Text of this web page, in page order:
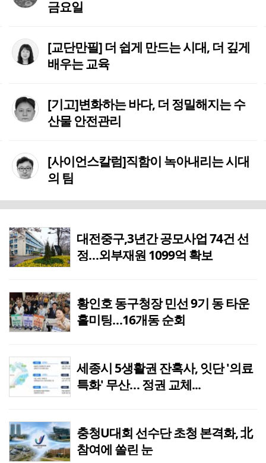
금요일
[교단만필] 더 쉽게 만드는 시대, 더 깊게
배우는 교육
[기고]변화하는 바다, 더 정밀해지는 수
산물 안전관리
[사이언스칼럼]직함이 녹아내리는 시대
의 팀
대전중구,3년간 공모사업 74건 선
정…외부재원 1099억 확보
황인호 동구청장 민선 9기 동 타운
홀미팅…16개동 순회
세종시 5생활권 잔혹사, 잇단 '의료
특화' 무산… 정권 교체...
충청U대회 선수단 초청 본격화, 北
참여에 쏠린 눈